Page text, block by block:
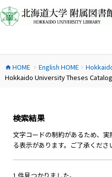
ン
テ
ス
キ
home HOME chevron_right English HOMEchevron_right
Hokkaido University Theses
検索結果
文字コードの制約があるため、
る表示があります。ご了承くださ